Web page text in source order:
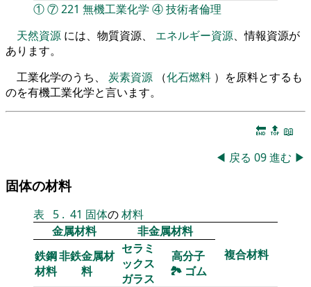
①⑦221 無機工業化学 ④技術者倫理
天然資源 には、物質資源、 エネルギー資源、情報資源が
あります。
工業化学のうち、 炭素資源 （化石燃料 ）を原料とするも
のを有機工業化学と言います。
🔚 🔝 📖
◀ 戻る 09進む ▶
固体の材料
表 5 . 41 固体の材料
金属材料
非金属材料
複合材料
鉄鋼
材料
非鉄金属材
料
セラミ
ックス
ガラス
高分子
🏞 ゴム